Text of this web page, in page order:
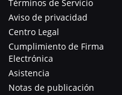
Términos de Servicio
Aviso de privacidad
Centro Legal
Cumplimiento de Firma
Electrónica
Asistencia
Notas de publicación